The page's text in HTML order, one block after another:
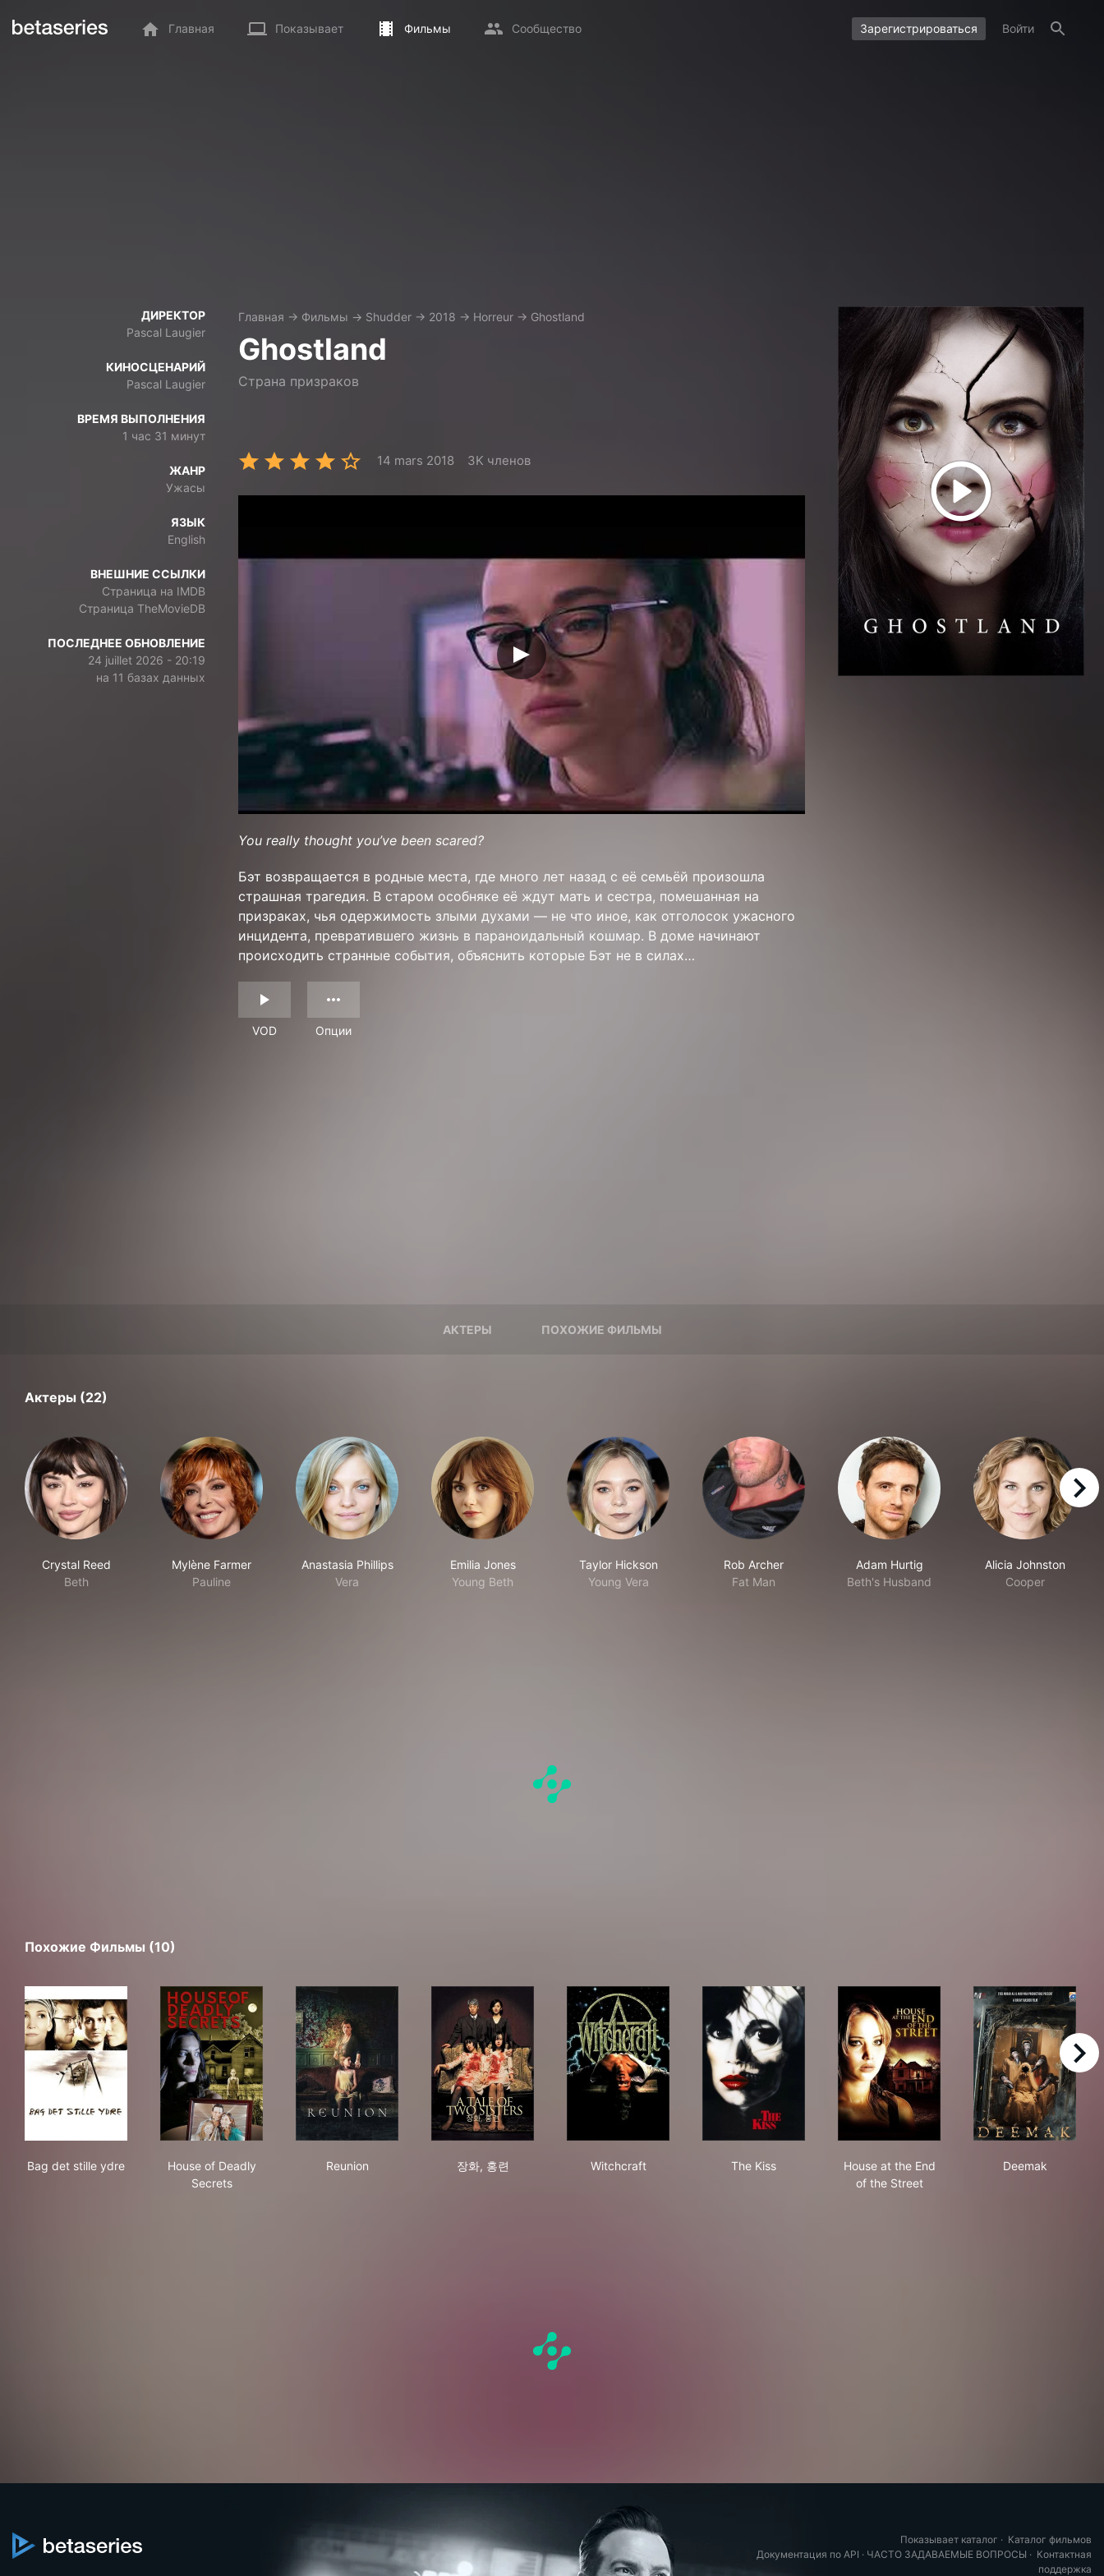
Главная Показывает Фильмы Сообщество Зарегистрироваться Войти
ДИРЕКТОР
Pascal Laugier
КИНОСЦЕНАРИЙ
Pascal Laugier
ВРЕМЯ ВЫПОЛНЕНИЯ
1 час 31 минут
ЖАНР
Ужасы
ЯЗЫК
English
ВНЕШНИЕ ССЫЛКИ
Страница на IMDB
Страница TheMovieDB
ПОСЛЕДНЕЕ ОБНОВЛЕНИЕ
24 juillet 2026 - 20:19
на 11 базах данных
Главная → Фильмы → Shudder → 2018 → Horreur → Ghostland
Ghostland
Страна призраков
14 mars 2018 3K членов
You really thought you’ve been scared?
Бэт возвращается в родные места, где много лет назад с её семьёй произошла
страшная трагедия. В старом особняке её ждут мать и сестра, помешанная на
призраках, чья одержимость злыми духами — не что иное, как отголосок ужасного
инцидента, превратившего жизнь в параноидальный кошмар. В доме начинают
происходить странные события, объяснить которые Бэт не в силах…
VOD Опции
АКТЕРЫ ПОХОЖИЕ ФИЛЬМЫ
Актеры (22)
Crystal Reed
Beth
Mylène Farmer
Pauline
Anastasia Phillips
Vera
Emilia Jones
Young Beth
Taylor Hickson
Young Vera
Rob Archer
Fat Man
Adam Hurtig
Beth's Husband
Alicia Johnston
Cooper
right
Похожие Фильмы (10)
Bag det stille ydre
House of Deadly
Secrets
Reunion
장화, 홍련
Witchcraft
The Kiss
House at the End
of the Street
Deemak
right
Показывает каталог · Каталог фильмов
Документация по API · ЧАСТО ЗАДАВАЕМЫЕ ВОПРОСЫ · Контактная
поддержка